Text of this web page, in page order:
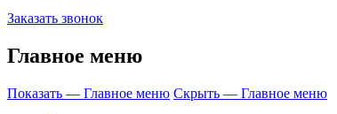
Заказать звонок
Главное меню
Показать — Главное меню Скрыть — Главное меню